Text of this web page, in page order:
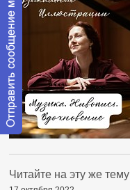
Читайте на эту же тему
Отправить